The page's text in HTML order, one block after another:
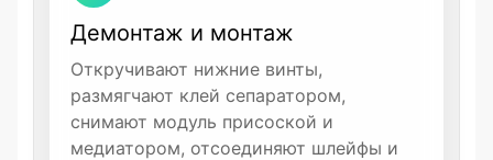
Демонтаж и монтаж
Откручивают нижние винты,
размягчают клей сепаратором,
снимают модуль присоской и
медиатором, отсоединяют шлейфы и